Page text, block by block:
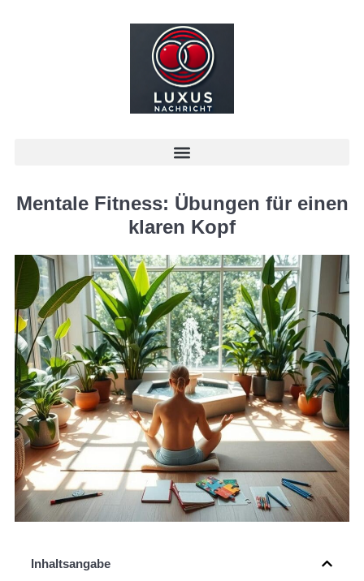
Mentale Fitness: Übungen für einen
klaren Kopf
Inhaltsangabe